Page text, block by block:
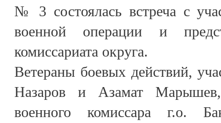
№ 3 состоялась встреча с
военной операции и
комиссариата округа.
Ветераны боевых действий,
Назаров и Азамат
военного комиссара г.о.